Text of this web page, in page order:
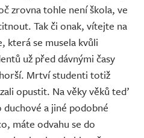
zrovna tohle není škola, ve
Tak či onak, vítejte na
která se musela kvůli
už před dávnými časy
Mrtví studenti totiž
opustit. Na věky věků teď
a jiné podobné
máte odvahu se do